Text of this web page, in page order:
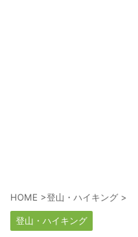
HOME >登山・ハイキング >
登山・ハイキング